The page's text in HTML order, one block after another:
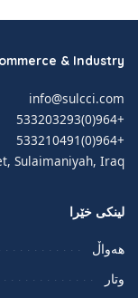
& Industry
info@sulcci.com
+964(0)533203293
+964(0)533210491
Sulaimaniyah, Iraq
لینکی خێرا
هەواڵ
وتار